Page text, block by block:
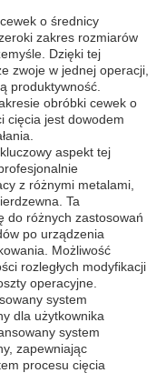
o średnicy
zakres rozmiarów
Dzięki tej
zwoje w jednej operacji,
produktywność.
obróbki cewek o
cięcia jest dowodem
aspekt tej
z różnymi metalami,
Ta
do różnych zastosowań
po urządzenia
Możliwość
rozległych modyfikacji
operacyjne.
system
dla użytkownika
system
zapewniając
procesu cięcia